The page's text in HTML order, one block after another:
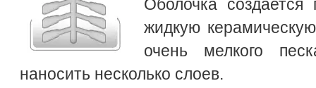
Оболочка
жидкую
очень мелкого
наносить несколько слоев.